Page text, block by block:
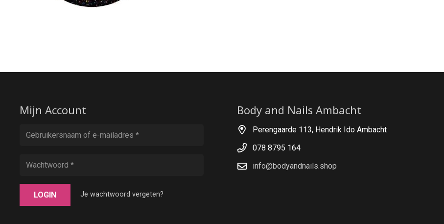
Mijn Account
LOGIN Je wachtwoord vergeten?
Body and Nails Ambacht
Perengaarde 113, Hendrik Ido Ambacht
078 8795 164
info@bodyandnails.shop